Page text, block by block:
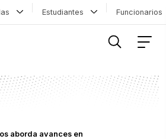
Estudiantes
aborda avances en